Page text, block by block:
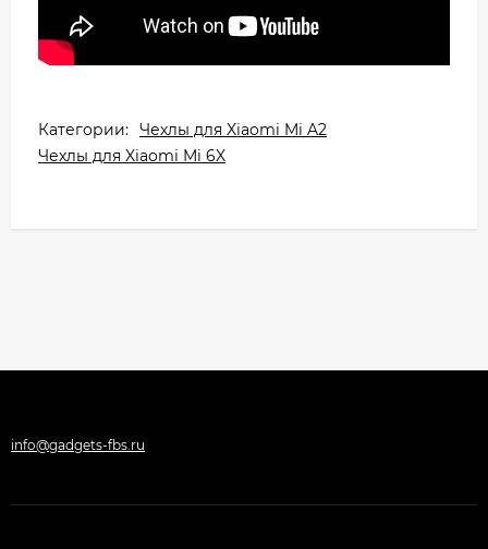
Категории: Чехлы для Xiaomi Mi A2
Чехлы для Xiaomi Mi 6X
info@gadgets-fbs.ru